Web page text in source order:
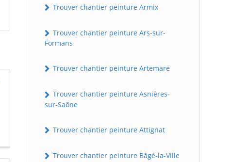
Trouver chantier peinture Armix
Trouver chantier peinture Ars-sur-
Formans
Trouver chantier peinture Artemare
Trouver chantier peinture Asnières-
sur-Saône
Trouver chantier peinture Attignat
Trouver chantier peinture Bâgé-la-Ville